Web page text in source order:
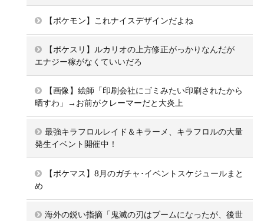
【ポケモン】これナイスデザインだよね
【ポケスリ】ルカリオの上方修正がっかりなんだが
エナジー稼がなくていいだろ
【画像】絵師「印刷会社にゴミみたい印刷されたから
晒すわ」→お前がクレーマーだと大炎上
最強キラフロルレイド＆キラーメ、キラフロルの大量
発生イベント開催中！
【ポケマス】8月のガチャ･イベントスケジュールまと
め
海外の鋭い指摘「鬼滅の刃はブームになったが、後世